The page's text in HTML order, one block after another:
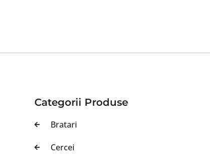
Categorii Produse
Bratari
Cercei